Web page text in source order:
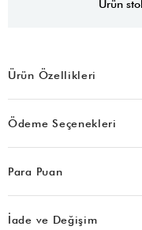
Ürün
Ürün Özellikleri
Ödeme Seçenekleri
Para Puan
İade ve Değişim